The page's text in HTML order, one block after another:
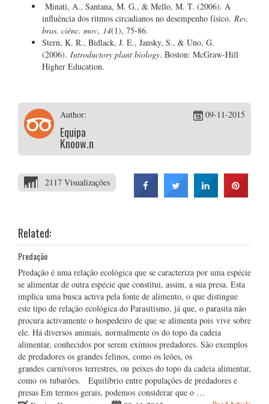
Minati, A., Santana, M. G., & Mello, M. T. (2006). A
influência dos ritmos circadianos no desempenho físico. Rev.
bras. ciênc. mov, 14(1), 75-86.
Stern, K. R., Bidlack, J. E., Jansky, S., & Uno, G.
(2006). Introductory plant biology. Boston: McGraw-Hill
Higher Education.
Author:
Equipa
Knoow.net
09-11-2015
2117 Visualizações
Related:
Predação
Predação é uma relação ecológica que se caracteriza por uma espécie
se alimentar de outra espécie que constitui, assim, a sua presa. Esta
implica uma busca activa pela fonte de alimento, o que distingue
este tipo de relação ecológica do Parasitismo, já que, o parasita não
procura activamente o hospedeiro de que se alimenta pois vive sobre
ele. Há diversos animais, normalmente os do topo da cadeia
alimentar, conhecidos por serem exímios predadores. São exemplos
de predadores os grandes felinos, como os leões, os
grandes carnívoros terrestres, ou peixes do topo da cadeia alimentar,
como os tubarões. Equilíbrio entre populações de predadores e
presas Em termos gerais, podemos considerar que o …